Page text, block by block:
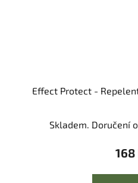
Effect Protect -
Skladem. Doručení
168